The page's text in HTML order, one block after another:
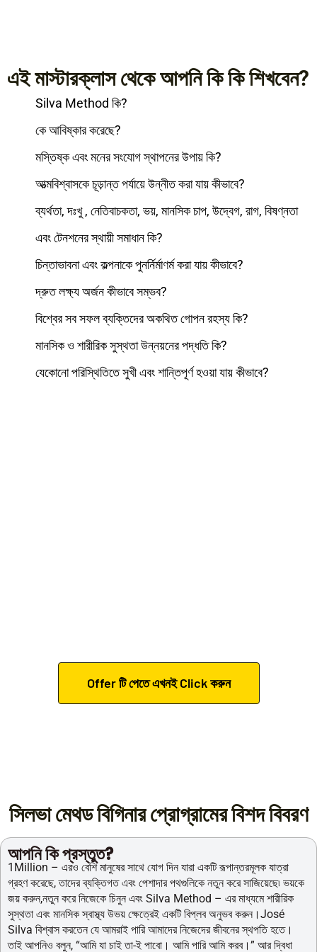
এই মাস্টারক্লাস থেকে আপনি কি কি শিখবেন?
Silva Method কি?
কে আবিষ্কার করেছে?
মস্তিষ্ক এবং মনের সংযোগ স্থাপনের উপায় কি?
আত্মবিশ্বাসকে চূড়ান্ত পর্যায়ে উন্নীত করা যায় কীভাবে?
ব্যর্থতা, দঃখু , নেতিবাচকতা, ভয়, মানসিক চাপ, উদ্বেগ, রাগ, বিষণ্নতা
এবং টেনশনের স্থায়ী সমাধান কি?
চিন্তাভাবনা এবং কল্পনাকে পুনর্নির্মাণর্ম করা যায় কীভাবে?
দ্রুত লক্ষ্য অর্জন কীভাবে সম্ভব?
বিশ্বের সব সফল ব্যক্তিদের অকথিত গোপন রহস্য কি?
মানসিক ও শারীরিক সুস্থতা উন্নয়নের পদ্ধতি কি?
যেকোনো পরিস্থিতিতে সুখী এবং শান্তিপূর্ণ হওয়া যায় কীভাবে?
Offer টি পেতে এখনই Click করুন
সিলভা মেথড বিগিনার প্রোগ্রামের বিশদ বিবরণ
আপনি কি প্রস্তুত?
1Million – এরও বেশি মানুষের সাথে যোগ দিন যারা একটি রূপান্তরমূলক যাত্রা
গ্রহণ করেছে, তাদের ব্যক্তিগত এবং পেশাদার পথগুলিকে নতুন করে সাজিয়েছে৷ ভয়কে
জয় করুন,নতুন করে নিজেকে চিনুন এবং Silva Method – এর মাধ্যমে শারীরিক
সুস্থতা এবং মানসিক স্বাস্থ্য উভয় ক্ষেত্রেই একটি বিপ্লব অনুভব করুন।José
Silva বিশ্বাস করতেন যে আমরাই পারি আমাদের নিজেদের জীবনের স্থপতি হতে।
তাই আপনিও বলুন, “আমি যা চাই তা-ই পাবো। আমি পারি আমি করব।” আর দ্বিধা